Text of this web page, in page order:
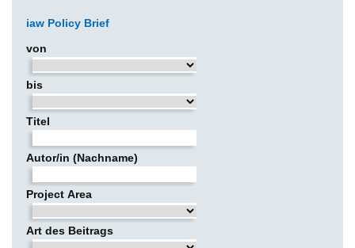
iaw Policy Brief
von
bis
Titel
Autor/in (Nachname)
Project Area
Art des Beitrags